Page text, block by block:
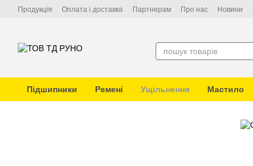
Перейти до основного контенту
Продукція Оплата і доставка Партнерам Про нас Новини
Підшипники Ремені Ущільнення Мастило